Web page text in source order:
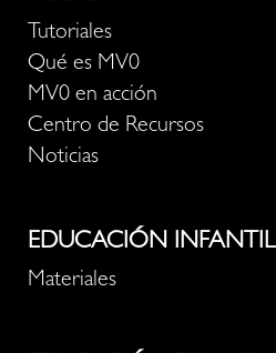
Tutoriales
Qué es MV0
MV0 en acción
Centro de Recursos
Noticias
EDUCACIÓN INFANTIL
Materiales